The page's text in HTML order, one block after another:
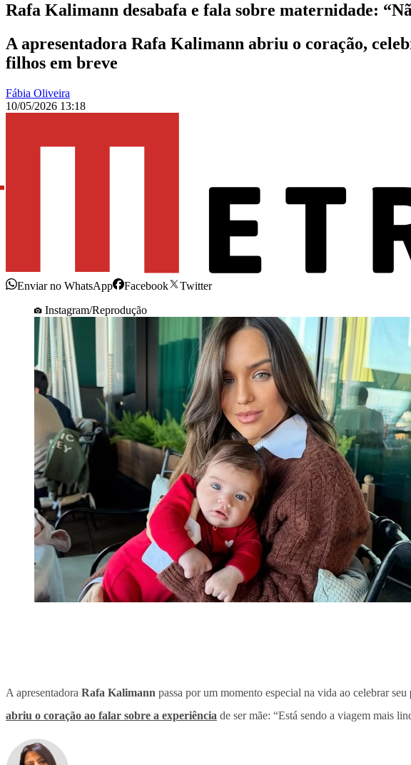
Rafa Kalimann desabafa e fala sobre maternidade:
A apresentadora Rafa Kalimann abriu o coração,
filhos em breve
Fábia Oliveira
10/05/2026 13:18
Enviar no WhatsApp Facebook
Twitter
Instagram/Reprodução
A apresentadora Rafa Kalimann passa por um momento especial na vida ao celebrar seu
abriu o coração ao falar sobre a experiência de ser mãe: “Está sendo a viagem mais